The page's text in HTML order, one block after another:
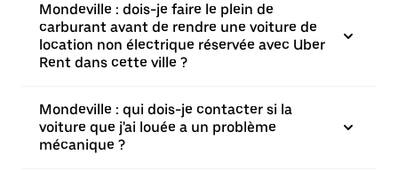
Mondeville : dois-je faire le plein de
carburant avant de rendre une voiture de
location non électrique réservée avec Uber
Rent dans cette ville ?
Mondeville : qui dois-je contacter si la
voiture que j'ai louée a un problème
mécanique ?